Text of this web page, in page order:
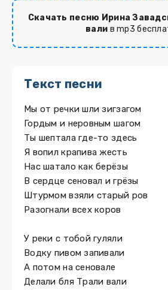
Скачать песню Ирина
вали в mp3
Текст песни
Мы от речки шли зигзагом
Гордым и неровным шагом
Ты шептала где-то здесь
Я вопил крапива жесть
Нас шатало как берёзы
В сердце сеновал и грёзы
Штурмом взяли старый ров
Разогнали всех коров
У реки с тобой гуляли
Водку пивом запивали
А потом на сеновале
Делали бля Трали вали